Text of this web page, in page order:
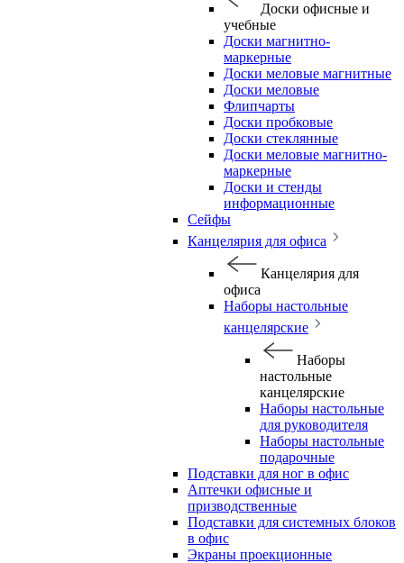
Доски офисные и
учебные
Доски магнитно-
маркерные
Доски меловые магнитные
Доски меловые
Флипчарты
Доски пробковые
Доски стеклянные
Доски меловые магнитно-
маркерные
Доски и стенды
информационные
Сейфы
Канцелярия для офиса
Канцелярия для
офиса
Наборы настольные
канцелярские
Наборы
настольные
канцелярские
Наборы настольные
для руководителя
Наборы настольные
подарочные
Подставки для ног в офис
Аптечки офисные и
призводственные
Подставки для системных блоков
в офис
Экраны проекционные